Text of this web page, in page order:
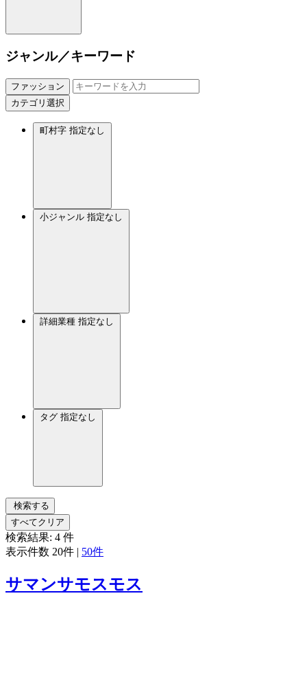
ジャンル／キーワード
ファッション
カテゴリ選択
町村字 指定なし
小ジャンル 指定なし
詳細業種 指定なし
タグ 指定なし
検索する
すべてクリア
検索結果: 4 件
表示件数 20件 | 50件
サマンサモスモス